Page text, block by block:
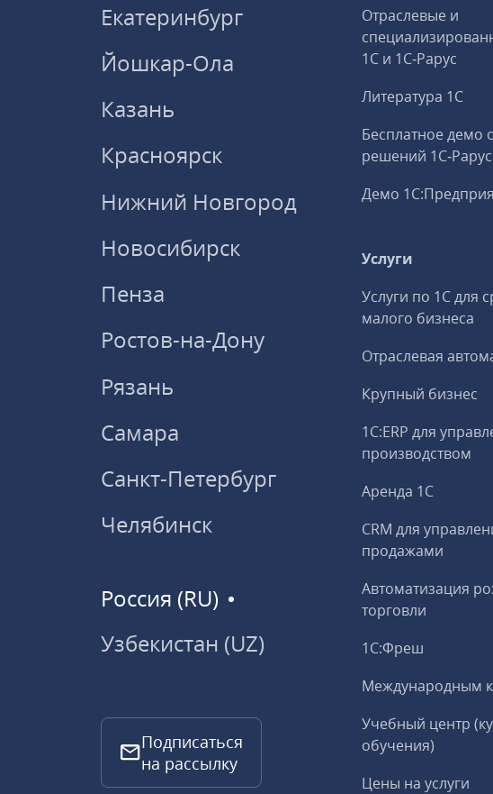
Екатеринбург
Йошкар-Ола
Казань
Красноярск
Нижний Новгород
Новосибирск
Пенза
Ростов-на-Дону
Рязань
Самара
Санкт-Петербург
Челябинск
Россия (RU)
Узбекистан (UZ)
Подписаться
на рассылку
Отраслевые и
1С и 1С‑Рарус
Литература 1С
Бесплатное демо
решений 1С‑Рарус
Демо
Услуги
Услуги по 1С для
малого бизнеса
Отраслевая
Крупный бизнес
1С:ERP для
производством
Аренда 1С
CRM для
продажами
Автоматизация
торговли
1С:Фреш
Международным
Учебный центр
обучения)
Цены на услуги